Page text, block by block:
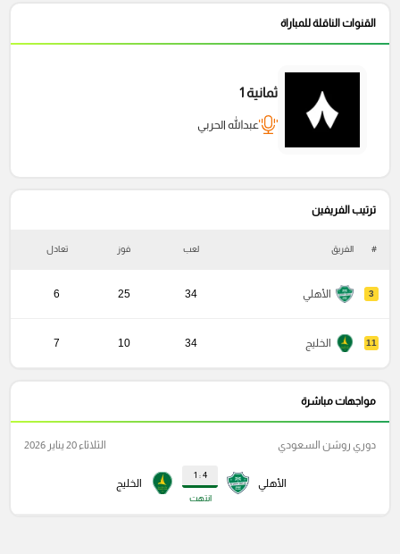
القنوات الناقلة للمباراة
ثمانية 1
عبدالله الحربي
ترتيب الفريفين
# الفريق لعب فوز تعادل
3 الأهلي 34
25
6
11 الخليج 34
10
7
مواجهات مباشرة
الأهلي
4 : 1
انتهت
الخليج
دوري روشن السعودي الثلاثاء 20 يناير 2026